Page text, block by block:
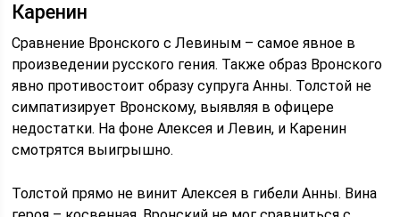
Каренин
Сравнение Вронского с Левиным – самое явное в
произведении русского гения. Также образ Вронского
явно противостоит образу супруга Анны. Толстой не
симпатизирует Вронскому, выявляя в офицере
недостатки. На фоне Алексея и Левин, и Каренин
смотрятся выигрышно.
Толстой прямо не винит Алексея в гибели Анны. Вина